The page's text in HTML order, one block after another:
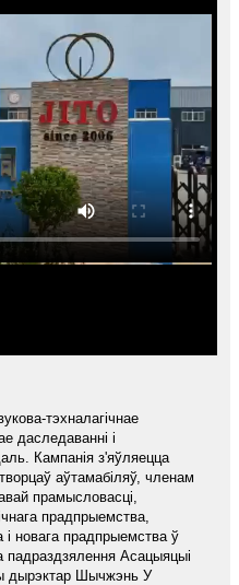
тэхналагічнае
даследаванні і
Кампанія з'яўляецца
аўтамабіляў, членам
прамысловасці,
прадпрыемства,
і новага прадпрыемства ў
падраздзялення Асацыяцыі
дырэктар Шычжэнь У